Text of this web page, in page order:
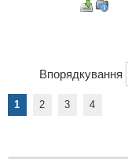
Впорядкування
1 2 3 4